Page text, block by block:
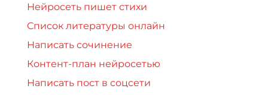
Нейросеть пишет стихи
Список литературы онлайн
Написать сочинение
Контент-план нейросетью
Написать пост в соцсети